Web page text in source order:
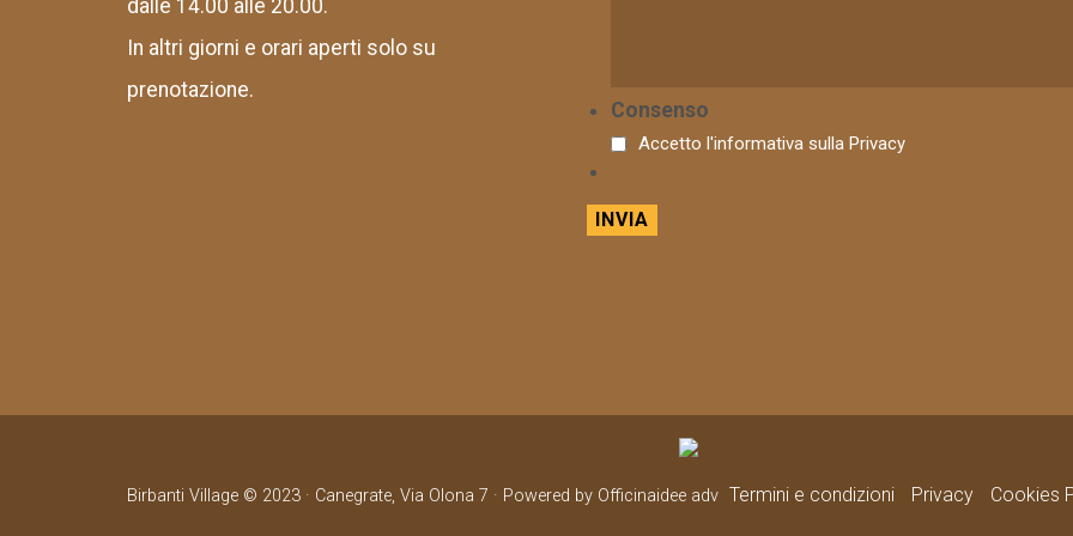
dalle 14.00 alle 20.00.
In altri giorni e orari aperti solo su
prenotazione.
Consenso
Accetto l'informativa sulla Privacy
Birbanti Village © 2023 · Canegrate, Via Olona 7 · Powered by Officinaidee adv Termini e condizioni Privacy Cookies